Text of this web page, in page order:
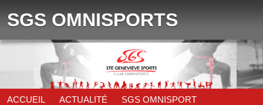
SGS OMNISPORTS
ACCUEIL ACTUALITÉ SGS OMNISPORT